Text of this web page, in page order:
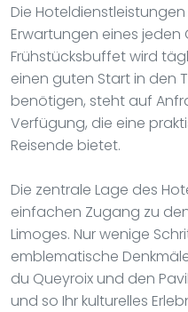
Die
Erwartungen eines jeden
Frühstücksbuffet wird
einen guten Start in den
benötigen, steht auf
Verfügung, die eine
Reisende bietet.
Die zentrale Lage des
einfachen Zugang zu
Limoges. Nur wenige
emblematische
du Queyroix und den
und so Ihr kulturelles